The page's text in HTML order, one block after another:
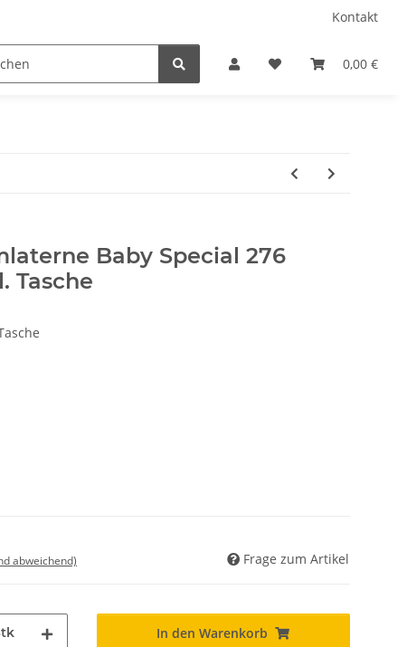
Kontakt
0,00 €
Gardenflare Gasflaschen (Stand 23.02.2026)
Baby Special 276
Tasche
abweichend) Frage zum Artikel
In den Warenkorb